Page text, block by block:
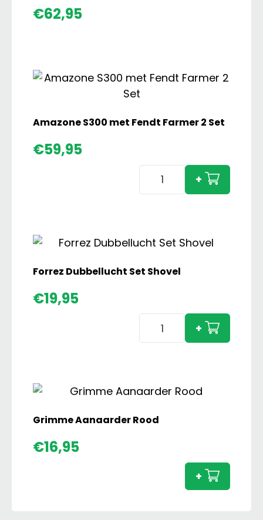
€62,95
Amazone S300 met Fendt Farmer 2 Set
€59,95
Amazone
S300
Farmer
2
Set
+
Forrez Dubbellucht Set Shovel
€19,95
Forrez
Dubbellucht
aantal
+
Grimme Aanaarder Rood
€16,95
aantal
+